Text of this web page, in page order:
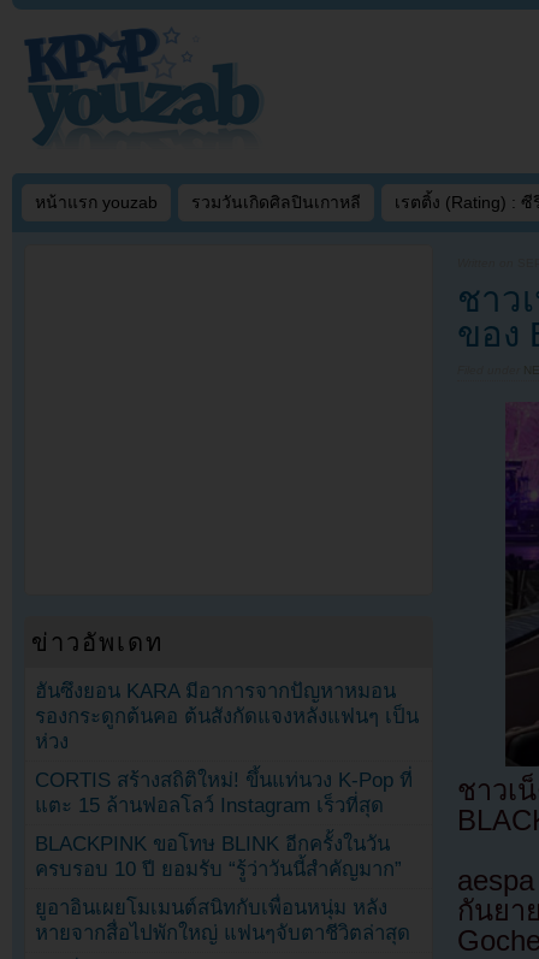
หน้าแรก youzab รวมวันเกิดศิลปินเกาหลี เรตติ้ง (Rating) : ซี
ชาว
ของ
ชาว
กันยา
ข่าวอัพเดท
ฮันซึงยอน KARA มีอาการจากปัญหาหมอน
รองกระดูกต้นคอ ต้นสังกัดแจงหลังแฟนๆ เป็น
ห่วง
CORTIS สร้างสถิติใหม่! ขึ้นแท่นวง K-Pop ที่
แตะ 15 ล้านฟอลโลว์ Instagram เร็วที่สุด
BLACKPINK ขอโทษ BLINK อีกครั้งในวัน
ครบรอบ 10 ปี ยอมรับ “รู้ว่าวันนี้สำคัญมาก”
ยูอาอินเผยโมเมนต์สนิทกับเพื่อนหนุ่ม หลัง
หายจากสื่อไปพักใหญ่ แฟนๆจับตาชีวิตล่าสุด